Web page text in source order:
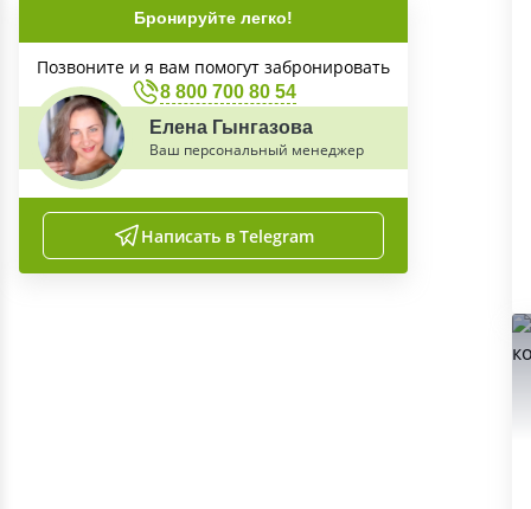
Бронируйте легко!
Позвоните и я вам помогут забронировать
8 800 700 80 54
Елена Гынгазова
Ваш персональный менеджер
Написать в Telegram